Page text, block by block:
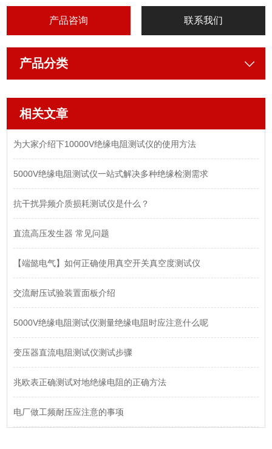
产品咨询 联系我们
产品分类
相关文章
为大家介绍下10000V绝缘电阻测试仪的使用方法
5000V绝缘电阻测试仪一站式解决多种绝缘检测需求
抗干扰异频介质损耗测试仪是什么？
直流高压发生器 常见问题
【端懿电气】如何正确使用真空开关真空度测试仪
交流耐压试验装置面板介绍
5000V绝缘电阻测试仪测量绝缘电阻时应注意什么呢
变压器直流电阻测试仪测试步骤
兆欧表正确测试对地绝缘电阻的正确方法
电厂做工频耐压应注意的事项